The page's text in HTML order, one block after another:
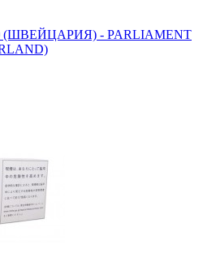
- PARLIAMENT